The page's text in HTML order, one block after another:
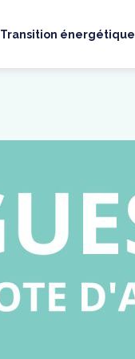
Transition énergétique